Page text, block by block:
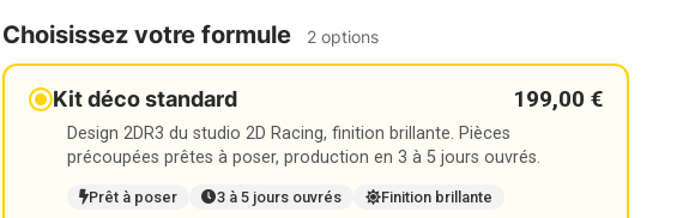
Choisissez votre formule 2 options
Kit déco standard 199,00 €
Design 2DR3 du studio 2D Racing, finition brillante. Pièces
précoupées prêtes à poser, production en 3 à 5 jours ouvrés.
Prêt à poser 3 à 5 jours ouvrés Finition brillante